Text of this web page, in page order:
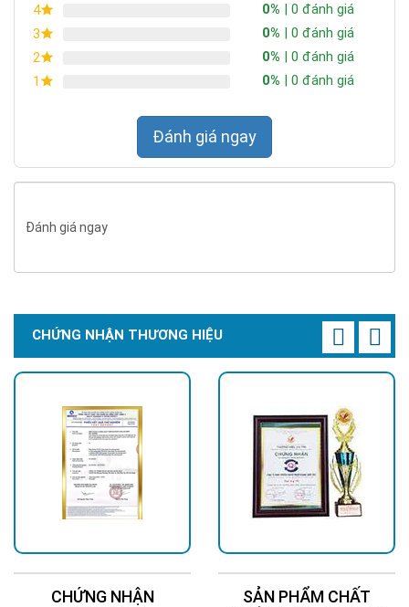
4
0% | 0 đánh giá
3
0% | 0 đánh giá
2
0% | 0 đánh giá
1
0% | 0 đánh giá
Đánh giá ngay
Đánh giá ngay
CHỨNG NHẬN THƯƠNG HIỆU
CHỨNG NHẬN
SẢN PHẨM CHẤT